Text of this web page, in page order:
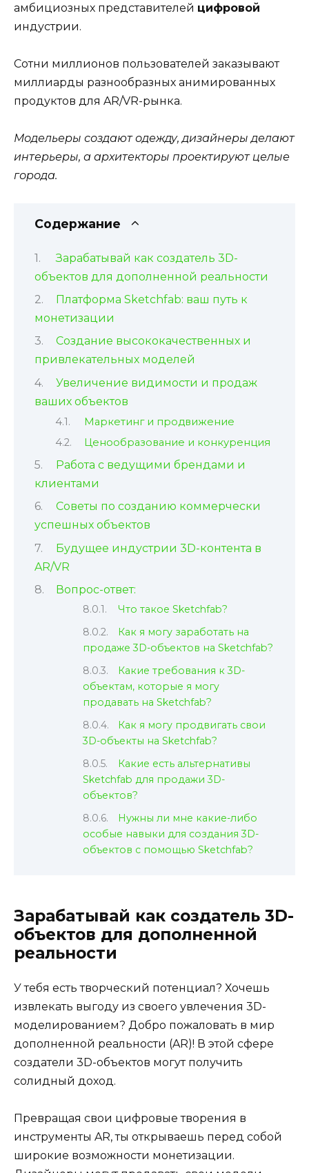
амбициозных представителей цифровой
индустрии.
Сотни миллионов пользователей заказывают
миллиарды разнообразных анимированных
продуктов для AR/VR-рынка.
Модельеры создают одежду, дизайнеры делают
интерьеры, а архитекторы проектируют целые
города.
Содержание
Зарабатывай как создатель 3D-
объектов для дополненной реальности
Платформа Sketchfab: ваш путь к
монетизации
Создание высококачественных и
привлекательных моделей
Увеличение видимости и продаж
ваших объектов
Маркетинг и продвижение
Ценообразование и конкуренция
Работа с ведущими брендами и
клиентами
Советы по созданию коммерчески
успешных объектов
Будущее индустрии 3D-контента в
AR/VR
Вопрос-ответ:
Что такое Sketchfab?
Как я могу заработать на
продаже 3D-объектов на Sketchfab?
Какие требования к 3D-
объектам, которые я могу
продавать на Sketchfab?
Как я могу продвигать свои
3D-объекты на Sketchfab?
Какие есть альтернативы
Sketchfab для продажи 3D-
объектов?
Нужны ли мне какие-либо
особые навыки для создания 3D-
объектов с помощью Sketchfab?
Зарабатывай как создатель 3D-
объектов для дополненной
реальности
У тебя есть творческий потенциал? Хочешь
извлекать выгоду из своего увлечения 3D-
моделированием? Добро пожаловать в мир
дополненной реальности (AR)! В этой сфере
создатели 3D-объектов могут получить
солидный доход.
Превращая свои цифровые творения в
инструменты AR, ты открываешь перед собой
широкие возможности монетизации.